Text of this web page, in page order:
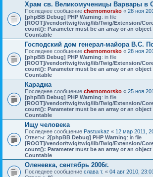
Храм св. Великомученицы Варвары в
Последнее сообщение chernomorsko « 28 ноя
[phpBB Debug] PHP Warning: in file
[ROOT]/vendor/twig/twig/lib/Twig/Extension/
count(): Parameter must be an array or an
Countable
Господский дом генерал-майора B.C.
Последнее сообщение chernomorsko « 28 ноя
[phpBB Debug] PHP Warning: in file
[ROOT]/vendor/twig/twig/lib/Twig/Extension/
count(): Parameter must be an array or an
Countable
Караджа
Последнее сообщение chernomorsko « 25 ноя
[phpBB Debug] PHP Warning: in file
[ROOT]/vendor/twig/twig/lib/Twig/Extension/
count(): Parameter must be an array or an
Countable
Ищу человека
Последнее сообщение Pastuxkaz « 12 мар 2011,
Ответы: 2[phpBB Debug] PHP Warning: in file
[ROOT]/vendor/twig/twig/lib/Twig/Extension/
count(): Parameter must be an array or an
Countable
Оленевка, сентябрь 2006г.
Последнее сообщение слава т. « 04 авг 2010,